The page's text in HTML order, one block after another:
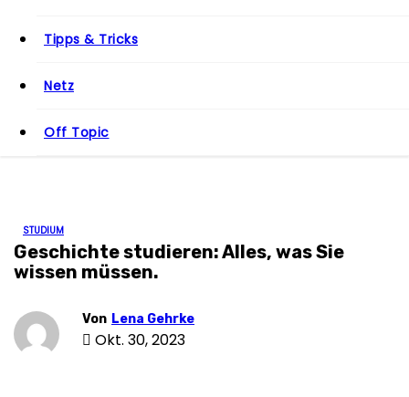
Tipps & Tricks
Netz
Off Topic
STUDIUM
Geschichte studieren: Alles, was Sie
wissen müssen.
Von Lena Gehrke
Okt. 30, 2023